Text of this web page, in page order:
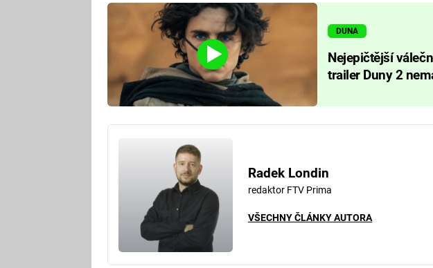
DUNA
Nejepičtější
trailer Duny 2
Radek Londin
redaktor FTV Prima
VŠECHNY ČLÁNKY AUTORA